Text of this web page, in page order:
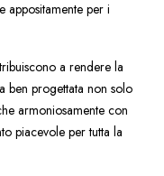
appositamente per i
a rendere la
ben progettata non solo
armoniosamente con
piacevole per tutta la